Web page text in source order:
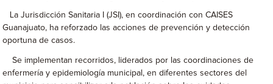
La Jurisdicción Sanitaria I (JSI), en coordinación con CAISES
Guanajuato, ha reforzado las acciones de prevención y detección
oportuna de casos.
Se implementan recorridos, liderados por las coordinaciones de
enfermería y epidemiología municipal, en diferentes sectores del